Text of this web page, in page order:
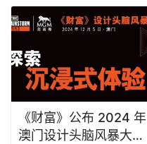
设
计
空
计《财富》公布 2024 年
澳门设计头脑风暴大会